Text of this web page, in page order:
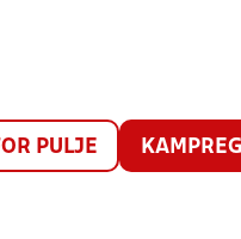
PULJE